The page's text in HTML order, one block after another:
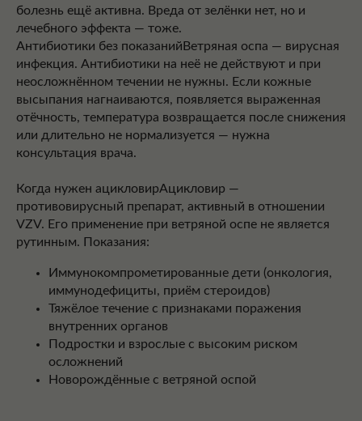
болезнь ещё активна. Вреда от зелёнки нет, но и
лечебного эффекта — тоже.
Антибиотики без показанийВетряная оспа — вирусная
инфекция. Антибиотики на неё не действуют и при
неосложнённом течении не нужны. Если кожные
высыпания нагнаиваются, появляется выраженная
отёчность, температура возвращается после снижения
или длительно не нормализуется — нужна
консультация врача.
Когда нужен ацикловирАцикловир —
противовирусный препарат, активный в отношении
VZV. Его применение при ветряной оспе не является
рутинным. Показания:
Иммунокомпрометированные дети (онкология,
иммунодефициты, приём стероидов)
Тяжёлое течение с признаками поражения
внутренних органов
Подростки и взрослые с высоким риском
осложнений
Новорождённые с ветряной оспой